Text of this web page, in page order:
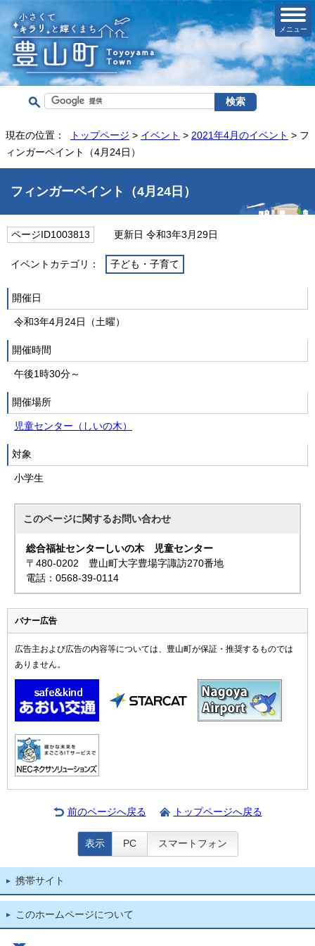
メニュー
現在の位置： トップページ > イベント > 2021年4月のイベント > フ
ィンガーペイント（4月24日）
フィンガーペイント（4月24日）
ページID1003813 更新日 令和3年3月29日
イベントカテゴリ： 子ども・子育て
開催日
令和3年4月24日（土曜）
開催時間
午後1時30分～
開催場所
児童センター（しいの木）
対象
小学生
このページに関するお問い合わせ
総合福祉センターしいの木 児童センター
〒480-0202 豊山町大字豊場字諏訪270番地
電話：0568-39-0114
バナー広告
広告主および広告の内容等については、豊山町が保証・推奨するものでは
ありません。
前のページへ戻る トップページへ戻る
表示 PC スマートフォン
携帯サイト
このホームページについて